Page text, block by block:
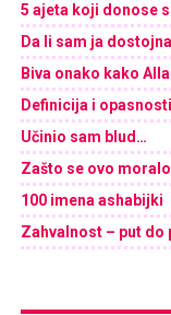
5 ajeta koji donose
Da li sam ja
Biva onako kako
Definicija i
Učinio sam blud…
Zašto se ovo
100 imena ashabijki
Zahvalnost – put do